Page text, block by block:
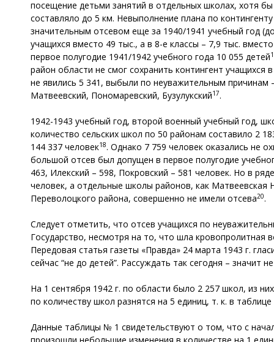
посещение детьми занятий в отдельных школах, хотя
составляло до 5 км. Невыполнение плана по
значительным отсевом еще за 1940/1941 учебный год
учащихся вместо 49 тыс., а в 8-е классы – 7,9 тыс.
первое полугодие 1941/1942 учебного года 10 055 детей
район области не смог сохранить контингент
не явились 5 341, выбыли по неуважительным причинам
Матвеевский, Пономаревский, Бузулукский17.
1942-1943 учебный год, второй военный учебный год,
количество сельских школ по 50 районам составило 2
144 337 человек18. Однако 7 759 человек оказались не
большой отсев был допущен в первое полугодие
463, Илекский – 598, Покровский – 581 человек. Но в
человек, а отдельные школы районов, как
Переволоцкого района, совершенно не имели отсева20.
Следует отметить, что отсев учащихся по
Государство, несмотря на то, что шла
Передовая статья газеты «Правда» 24 марта 1943 г.
сейчас “не до детей”. Рассуждать так сегодня –
На 1 сентября 1942 г. по области было 2 257 школ, из
по количеству школ разнятся на 5 единиц, т. к. в
Данные таблицы № 1 свидетельствуют о том, что с